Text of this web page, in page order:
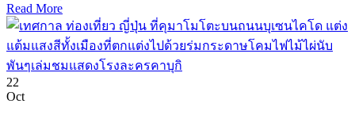
Read More
22
Oct